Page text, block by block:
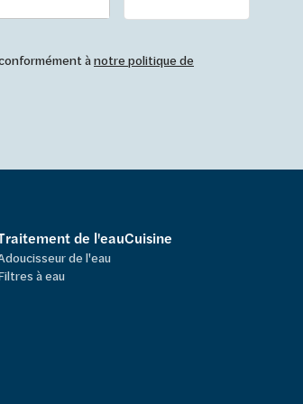
ànotre politique de
de l'eau
de l'eau
à eau
Cuisine